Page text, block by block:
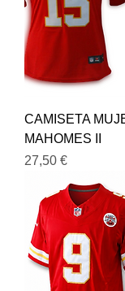
CAMISETA
MAHOMES II
Precio
27,50 €